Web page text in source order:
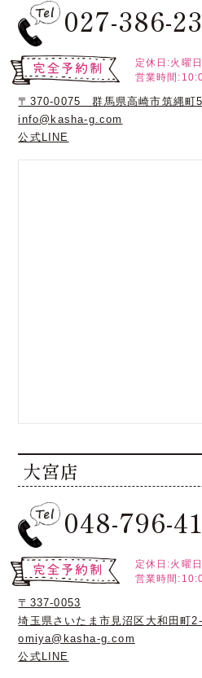
027-386-
定休日:火曜日
営業時間
〒370-0075 群馬県高崎市筑縄町
info@kasha-g.com
公式LINE
大宮店
048-796-
定休日:火曜日
営業時間
〒337-0053
埼玉県さいたま市見沼区大和田町
omiya@kasha-g.com
公式LINE